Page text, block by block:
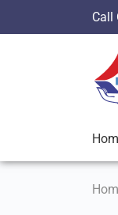
n
Call